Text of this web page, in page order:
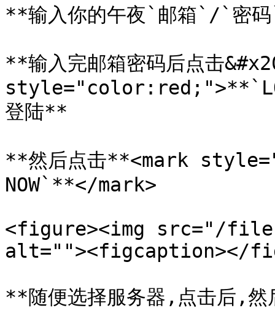
**输入你的午夜`邮箱`/`密
**输入完邮箱密码后点击
登陆**
**然后点击**<mark
NOW`**</mark>
<figure><img src="/
alt=""><figcaption></
**随便选择服务器,点击后,然